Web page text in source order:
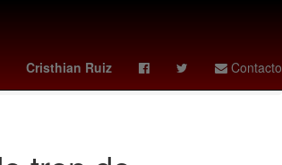
Cristhian Ruiz Contacto
vs pisa
athletic - barcelona